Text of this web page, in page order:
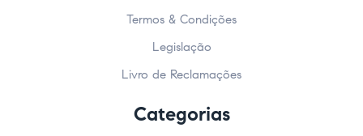
Termos & Condições
Legislação
Livro de Reclamações
Categorias